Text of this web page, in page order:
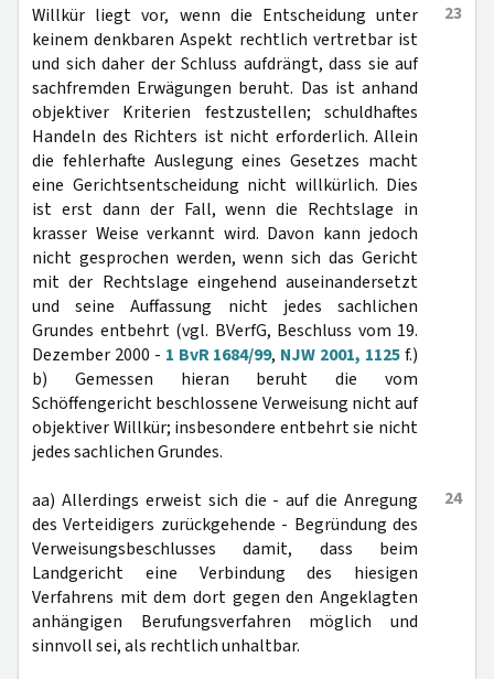
23
Willkür liegt vor, wenn die Entscheidung unter
keinem denkbaren Aspekt rechtlich vertretbar ist
und sich daher der Schluss aufdrängt, dass sie auf
sachfremden Erwägungen beruht. Das ist anhand
objektiver Kriterien festzustellen; schuldhaftes
Handeln des Richters ist nicht erforderlich. Allein
die fehlerhafte Auslegung eines Gesetzes macht
eine Gerichtsentscheidung nicht willkürlich. Dies
ist erst dann der Fall, wenn die Rechtslage in
krasser Weise verkannt wird. Davon kann jedoch
nicht gesprochen werden, wenn sich das Gericht
mit der Rechtslage eingehend auseinandersetzt
und seine Auffassung nicht jedes sachlichen
Grundes entbehrt (vgl. BVerfG, Beschluss vom 19.
Dezember 2000 - 1 BvR 1684/99, NJW 2001, 1125f.)
b) Gemessen hieran beruht die vom
Schöffengericht beschlossene Verweisung nicht auf
objektiver Willkür; insbesondere entbehrt sie nicht
jedes sachlichen Grundes.
24
aa) Allerdings erweist sich die - auf die Anregung
des Verteidigers zurückgehende - Begründung des
Verweisungsbeschlusses damit, dass beim
Landgericht eine Verbindung des hiesigen
Verfahrens mit dem dort gegen den Angeklagten
anhängigen Berufungsverfahren möglich und
sinnvoll sei, als rechtlich unhaltbar.